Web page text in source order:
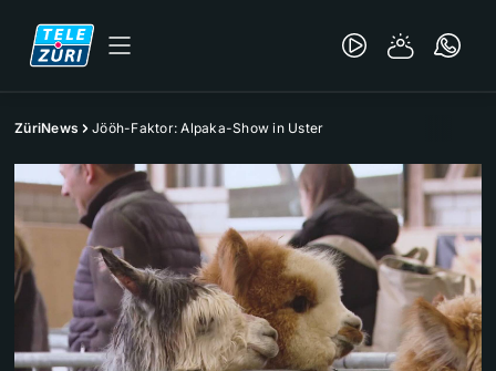
ZüriNews Jööh-Faktor: Alpaka-Show in Uster